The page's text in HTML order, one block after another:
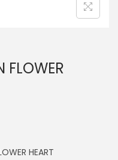
FLOWER
HEART